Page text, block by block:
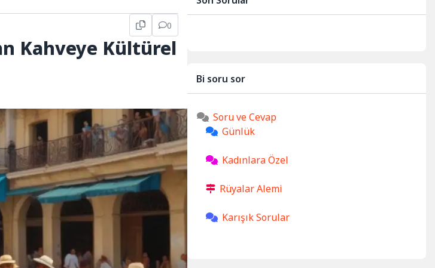
0
Kahveye Kültürel
Bi soru sor
Soru ve Cevap
Günlük
Kadınlara Özel
Rüyalar Alemi
Karışık Sorular